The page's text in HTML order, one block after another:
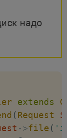
надо
extends
(Request
->file (